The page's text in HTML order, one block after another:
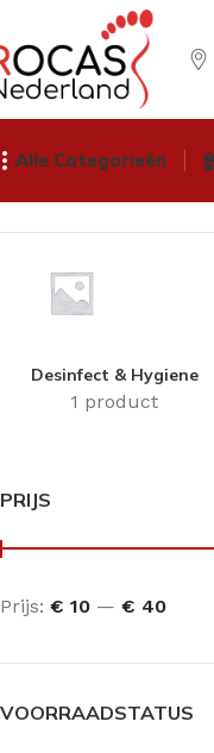
Alle Categorieën
Desinfect & Hygiene
1 product
PRIJS
Prijs: € 10 — € 40
VOORRAADSTATUS